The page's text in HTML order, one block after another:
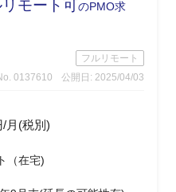
モート可のPMO求
フルリモート
0137610
公開日: 2025/04/03
/月(税別)
（在宅)